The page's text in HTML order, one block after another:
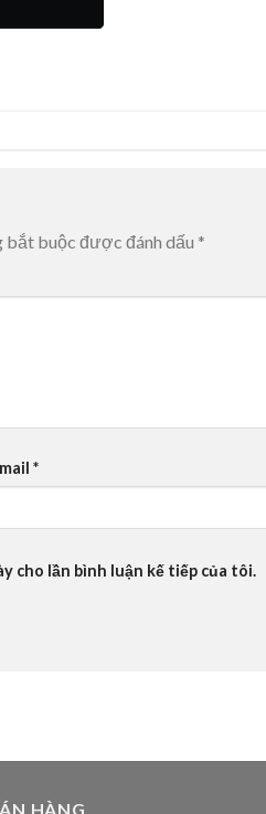
buộc được đánh dấu *
*
cho lần bình luận kế tiếp của tôi.
HÀNG